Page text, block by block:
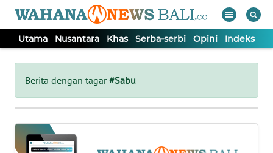
Utama Nusantara Khas Serba-serbi Opini Indeks
Berita dengan tagar#Sabu
Tutup
UTAMA
NUSANTARA